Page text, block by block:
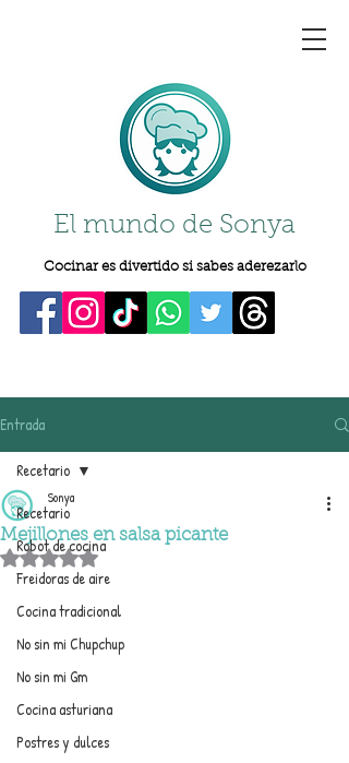
El mundo de Sonya
Cocinar es divertido si sabes aderezarlo
Entrada
Recetario
Robot de cocina
Freidoras de aire
Cocina tradicional
No sin mi Chupchup
No sin mi Gm
Cocina asturiana
Postres y dulces
Recetario
Mejillones en salsa picante
Sonya
Obtuvo NaN de 5 estrellas.